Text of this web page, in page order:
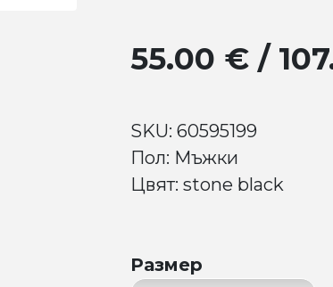
55.00 € /
SKU: 60595199
Пол: Мъжки
Цвят: stone black
Размер